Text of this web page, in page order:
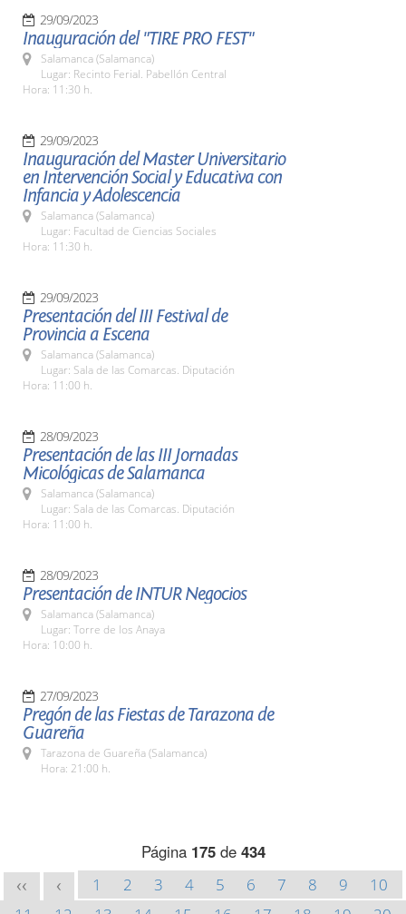
29/09/2023
Inauguración del "TIRE PRO FEST"
Salamanca (Salamanca)
Lugar: Recinto Ferial. Pabellón Central
Hora: 11:30 h.
29/09/2023
Inauguración del Master Universitario
en Intervención Social y Educativa con
Infancia y Adolescencia
Salamanca (Salamanca)
Lugar: Facultad de Ciencias Sociales
Hora: 11:30 h.
29/09/2023
Presentación del III Festival de
Provincia a Escena
Salamanca (Salamanca)
Lugar: Sala de las Comarcas. Diputación
Hora: 11:00 h.
28/09/2023
Presentación de las III Jornadas
Micológicas de Salamanca
Salamanca (Salamanca)
Lugar: Sala de las Comarcas. Diputación
Hora: 11:00 h.
28/09/2023
Presentación de INTUR Negocios
Salamanca (Salamanca)
Lugar: Torre de los Anaya
Hora: 10:00 h.
27/09/2023
Pregón de las Fiestas de Tarazona de
Guareña
Tarazona de Guareña (Salamanca)
Hora: 21:00 h.
Página 175de 434
<< < 1 2 3 4 5 6 7 8 9
10